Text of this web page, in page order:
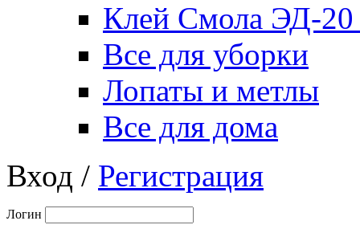
Клей Смола ЭД-20
Все для уборки
Лопаты и метлы
Все для дома
Вход / Регистрация
Логин